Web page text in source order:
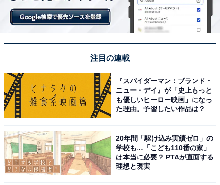
注目の連載
『スパイダーマン：ブランド・
ニュー・デイ』が「史上もっと
も優しいヒーロー映画」になっ
た理由。予習したい作品は？
20年間「駆け込み実績ゼロ」の
学校も…「こども110番の家」
は本当に必要？ PTAが直面する
理想と現実